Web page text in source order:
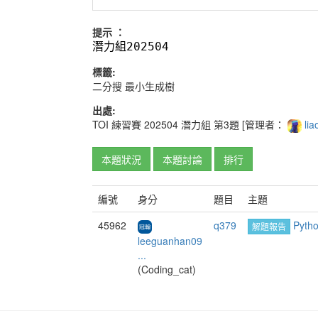
提示 ：
潛力組202504
標籤:
二分搜 最小生成樹
出處:
TOI 練習賽 202504 潛力組 第3題 [管理者：
本題狀況 本題討論 排行
編號 身分 題目
主題
45962
leeguanhan09
...
(Coding_cat)
q379 解題報告